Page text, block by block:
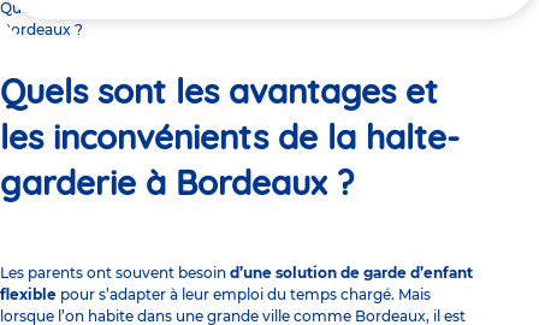
ici
Quels sont les avantages et les inconvénients de la halte-garderie à
Bordeaux ?
Quels sont les avantages et
les inconvénients de la halte-
garderie à Bordeaux ?
Les parents ont souvent besoin d’une solution de garde d’enfant
flexible pour s’adapter à leur emploi du temps chargé. Mais
lorsque l’on habite dans une grande ville comme Bordeaux, il est